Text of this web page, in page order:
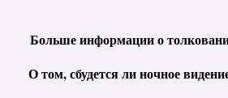
Больше информации о
О том, сбудется ли ночное